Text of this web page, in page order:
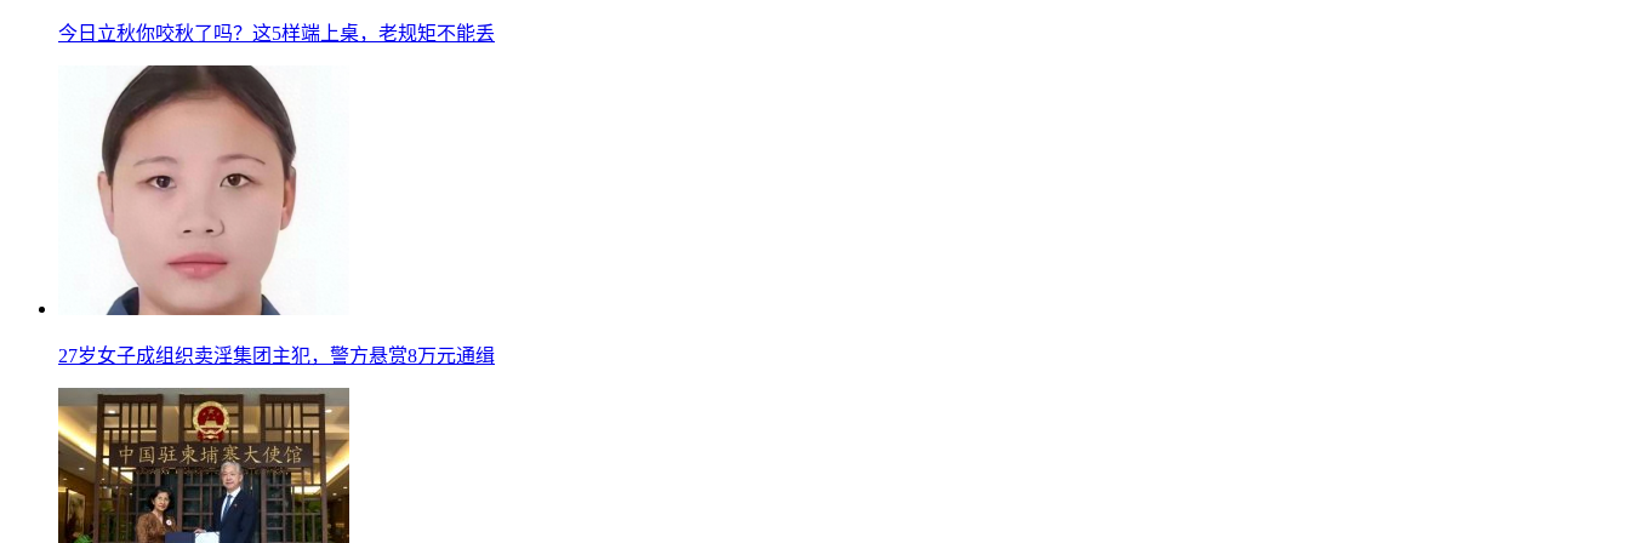
今日立秋你咬秋了吗？这5样端上桌，老规矩不能丢
27岁女子成组织卖淫集团主犯，警方悬赏8万元通缉